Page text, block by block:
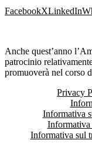
FacebookXLinkedIn
Anche quest’anno
patrocinio
promuoverà nel corso
Privacy
Informativa
Informativa
Informativa sul